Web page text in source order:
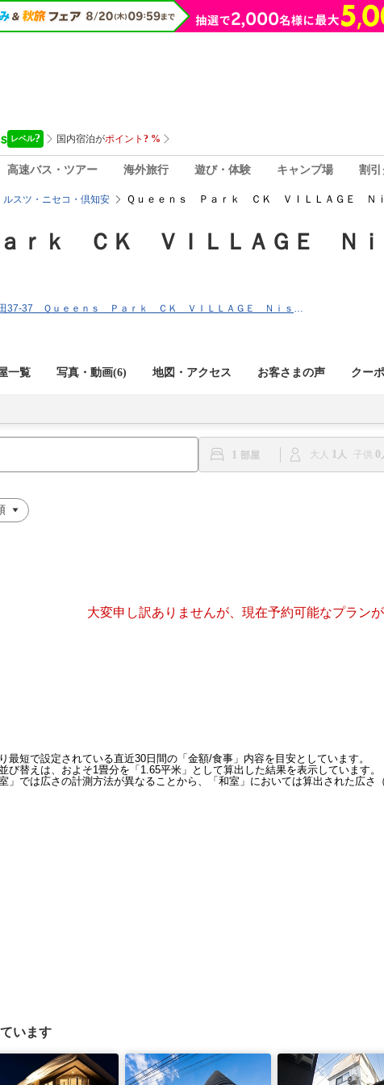
高速バス・ツアー 海外旅行 遊び・体験 キャンプ場 割引
ルスツ・ニセコ・倶知安 Ｑｕｅｅｎｓ Ｐａｒｋ ＣＫ ＶＩＬＬＡＧＥ Ｎ
ｒｋ ＣＫ ＶＩＬＬＡＧＥ Ｎｉ
〒044-0081北海道虻田郡倶知安町山田37-37 Ｑｕｅｅｎｓ Ｐａｒｋ ＣＫ ＶＩＬＬＡＧＥ Ｎｉｓｅｋｏ Ｈｉｒａｆｕ Ｉ
一覧 写真・動画(6) 地図・アクセス お客さまの声 クー
1 大人 1 子供 0
大変申し訳ありませんが、現在予約可能なプランが
最短で設定されている直近30日間の「金額/食事」内容を目安としています。
び替えは、およそ1畳分を「1.65平米」として算出した結果を表示しています。
」では広さの計測方法が異なることから、「和室」においては算出された広さ
います